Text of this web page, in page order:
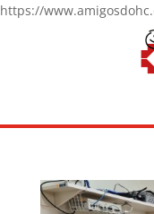
https://